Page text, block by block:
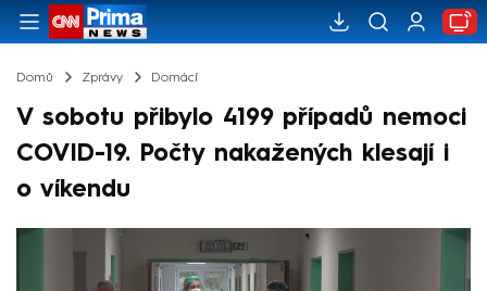
Domů Zprávy Domácí
V sobotu přibylo 4199 případů nemoci
COVID-19. Počty nakažených klesají i
o víkendu